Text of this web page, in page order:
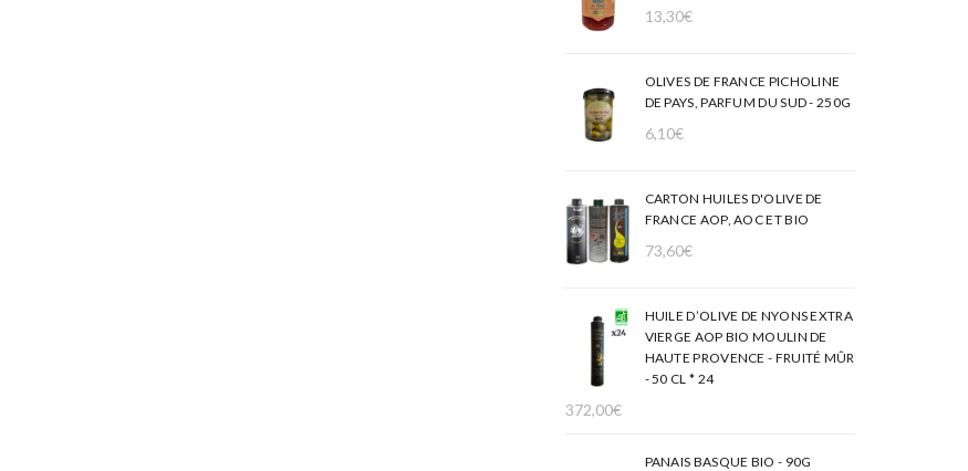
13,30€
OLIVES DE FRANCE PICHOLINE
DE PAYS, PARFUM DU SUD - 250G
6,10€
CARTON HUILES D'OLIVE DE
FRANCE AOP, AOC ET BIO
73,60€
HUILE D’OLIVE DE NYONS EXTRA
VIERGE AOP BIO MOULIN DE
HAUTE PROVENCE - FRUITÉ MÛR
- 50 CL * 24
372,00€
PANAIS BASQUE BIO - 90G